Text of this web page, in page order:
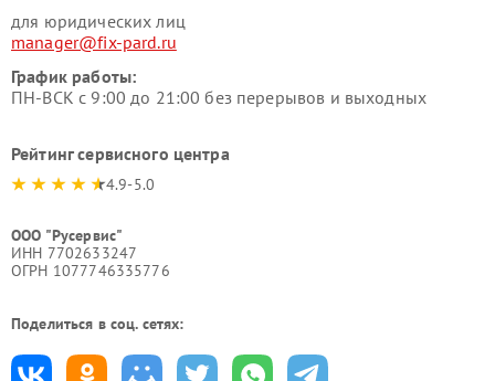
для юридических лиц
manager@fix-pard.ru
График работы:
ПН-ВСК с 9:00 до 21:00 без перерывов и выходных
Рейтинг сервисного центра
4.9-5.0
ООО "Русервис"
ИНН 7702633247
ОГРН 1077746335776
Поделиться в соц. сетях: